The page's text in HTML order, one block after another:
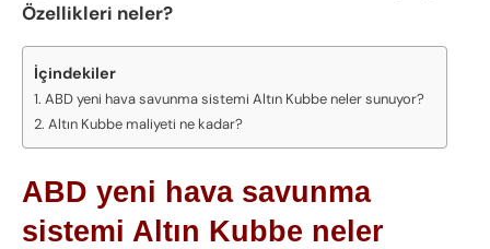
Özellikleri neler?
İçindekiler
ABD yeni hava savunma sistemi Altın Kubbe neler sunuyor?
Altın Kubbe maliyeti ne kadar?
ABD yeni hava savunma
sistemi Altın Kubbe neler